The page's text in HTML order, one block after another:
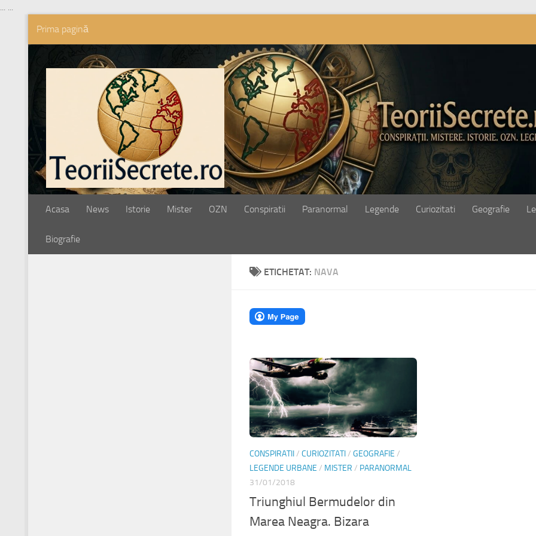
... ...
Skip to content
Prima pagină
Acasa News Istorie Mister OZN Conspiratii Paranormal Legende Curiozitati Geografie
Biografie
ETICHETAT: NAVA
CONSPIRATII/ CURIOZITATI/ GEOGRAFIE /
LEGENDE URBANE / MISTER / PARANORMAL
31/01/2018
Triunghiul Bermudelor din
Marea Neagra. Bizara